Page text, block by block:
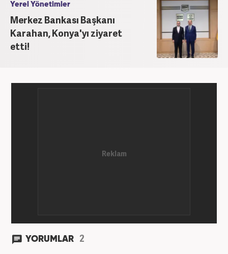
Yerel Yönetimler
Merkez Bankası Başkanı
Karahan, Konya'yı ziyaret
etti!
YORUMLAR 2